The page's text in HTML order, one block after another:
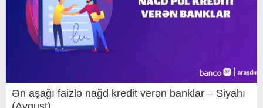
Ən aşağı faizlə nağd kredit verən banklar – Siyahı